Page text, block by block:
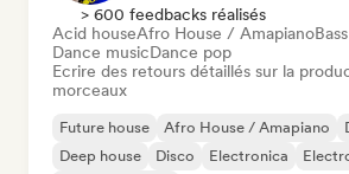
> 600 feedbacks réalisés
Acid houseAfro House / Amapiano
Dance musicDance pop
Ecrire des retours détaillés sur la
morceaux
Future house Afro House / Amapiano
Deep house
Disco Electronica